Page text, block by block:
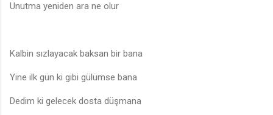
Unutma yeniden ara ne olur
Kalbin sızlayacak baksan bir bana
Yine ilk gün ki gibi gülümse bana
Dedim ki gelecek dosta düşmana